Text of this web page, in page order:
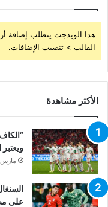
هذا الويدجت يتطلب إضافة
القالب > تنصيب الإضافات.
الأكثر مشاهدة
مارس 17, 2026
على